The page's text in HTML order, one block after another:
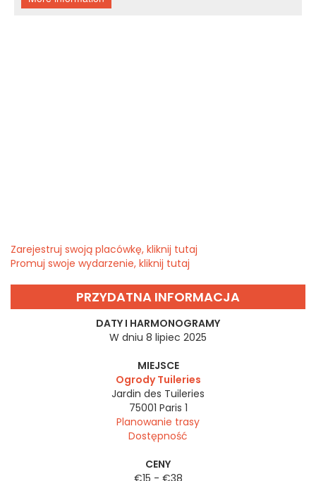
Zarejestruj swoją placówkę, kliknij tutaj
Promuj swoje wydarzenie, kliknij tutaj
PRZYDATNA INFORMACJA
DATY I HARMONOGRAMY
W dniu 8 lipiec 2025
MIEJSCE
Ogrody Tuileries
Jardin des Tuileries
75001 Paris 1
Planowanie trasy
Dostępność
CENY